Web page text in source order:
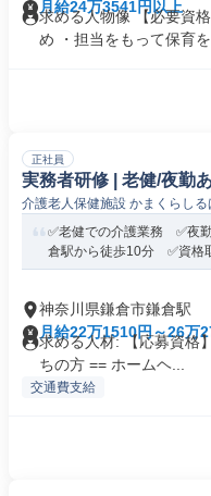
月給24万3541円以上
求める人物像 【必要資
め ・担当をもって保育を
正社員
実務者研修 | 老健/夜勤
介護老人保健施設 かまくらし
✅老健での介護業務 ✅夜
倉駅から徒歩10分 ✅資格
神奈川県鎌倉市鎌倉駅
月給22万1510円～26万
求める人材: 【応募資格
ちの方 == ホームヘ...
交通費支給